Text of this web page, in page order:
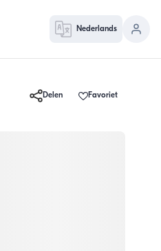
Nederlands
Delen Favoriet